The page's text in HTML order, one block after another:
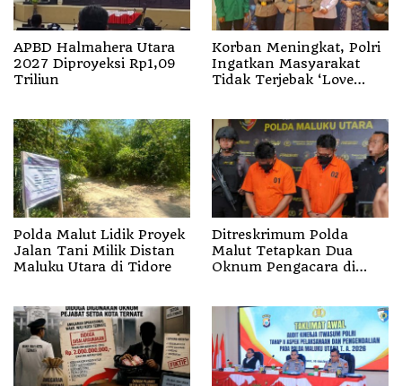
APBD Halmahera Utara
2027 Diproyeksi Rp1,09
Triliun
Korban Meningkat, Polri
Ingatkan Masyarakat
Tidak Terjebak ‘Love
Polda Malut Lidik Proyek
Jalan Tani Milik Distan
Maluku Utara di Tidore
Ditreskrimum Polda
Malut Tetapkan Dua
Oknum Pengacara di